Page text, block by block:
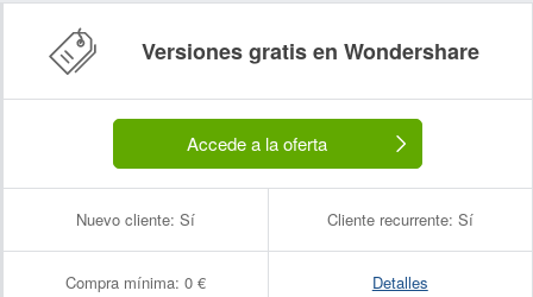
Versiones gratis en Wondershare
Accede a la oferta
Nuevo cliente: Sí Cliente recurrente: Sí
Compra mínima: 0 € Detalles